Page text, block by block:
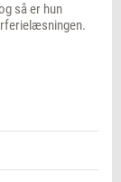
så er hun